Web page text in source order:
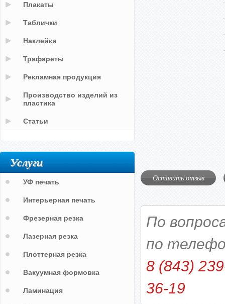
Оставить отзыв
По
по
8 (843)
36-19
Плакаты
Таблички
Наклейки
Трафареты
Рекламная продукция
Производство изделий из
пластика
Статьи
Услуги
УФ печать
Интерьерная печать
Фрезерная резка
Лазерная резка
Плоттерная резка
Вакуумная формовка
Ламинация